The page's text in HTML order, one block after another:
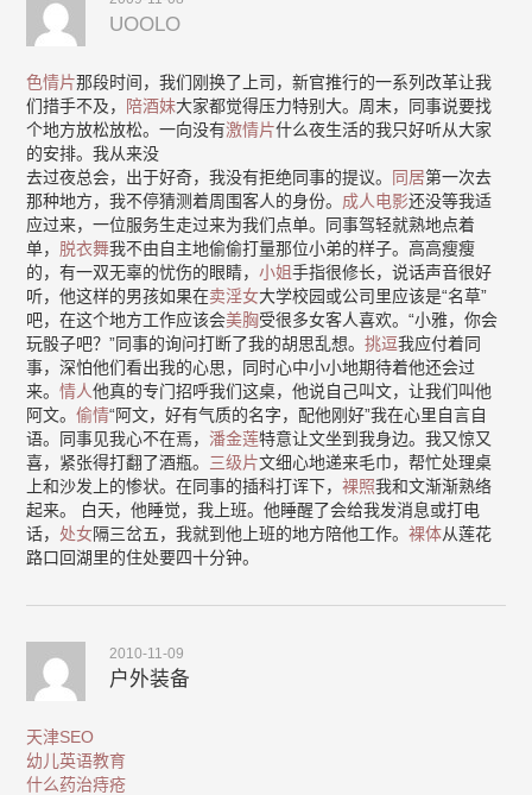
UOOLO
色情片那段时间，我们刚换了上司，新官推行的一系列改革让我
们措手不及， 陪酒妹大家都觉得压力特别大。周末，同事说要找
个地方放松放松。一向没有激情片什么夜生活的我只好听从大家
的安排。我从来没
去过夜总会，出于好奇，我没有拒绝同事的提议。 同居第一次去
那种地方，我不停猜测着周围客人的身份。 成人电影还没等我适
应过来，一位服务生走过来为我们点单。同事驾轻就熟地点着
单， 脱衣舞我不由自主地偷偷打量那位小弟的样子。高高瘦瘦
的，有一双无辜的忧伤的眼睛，小姐手指很修长，说话声音很好
听，他这样的男孩如果在卖淫女大学校园或公司里应该是“名草”
吧，在这个地方工作应该会美胸受很多女客人喜欢。“小雅，你会
玩骰子吧？”同事的询问打断了我的胡思乱想。挑逗我应付着同
事，深怕他们看出我的心思，同时心中小小地期待着他还会过
来。情人他真的专门招呼我们这桌，他说自己叫文，让我们叫他
阿文。偷情“阿文，好有气质的名字，配他刚好”我在心里自言自
语。同事见我心不在焉， 潘金莲特意让文坐到我身边。我又惊又
喜，紧张得打翻了酒瓶。 三级片文细心地递来毛巾，帮忙处理桌
上和沙发上的惨状。在同事的插科打诨下，裸照我和文渐渐熟络
起来。 白天，他睡觉，我上班。他睡醒了会给我发消息或打电
话， 处女隔三岔五，我就到他上班的地方陪他工作。裸体从莲花
路口回湖里的住处要四十分钟。
2010-11-09
户外装备
天津SEO
幼儿英语教育
什么药治痔疮